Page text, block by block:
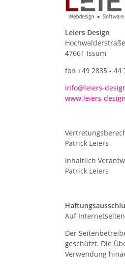
Leiers Design
47661 Issum
fon +49 2835 - 44
info@leiers-
www.leiers-
Patrick Leiers
Inhaltlich
Patrick Leiers
Auf
Der
geschützt. Die
Verwendung